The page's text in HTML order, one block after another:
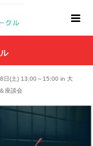
日(土) 13:00～15:00 in 大
座談会